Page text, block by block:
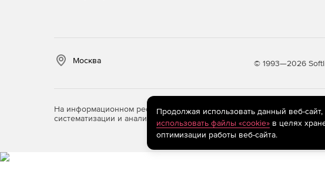
Москва © 1993—2026
На информационном ресурсе store.softline.ru применяются
систематизации и анализа сведений, относящихся к
Продолжая использовать данный веб-
использовать файлы «cookie»в целях
оптимизации работы веб-сайта.